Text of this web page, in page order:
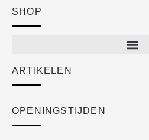
Academy
SHOP
ARTIKELEN
OPENINGSTIJDEN